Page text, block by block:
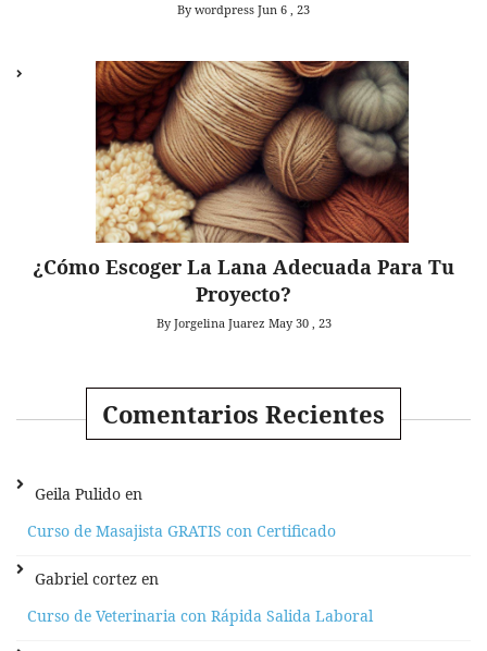
By wordpress Jun 6 , 23
¿Cómo Escoger La Lana Adecuada Para Tu
Proyecto?
By Jorgelina Juarez May 30 , 23
Comentarios Recientes
Geila Pulido en
Curso de Masajista GRATIS con Certificado
Gabriel cortez en
Curso de Veterinaria con Rápida Salida Laboral